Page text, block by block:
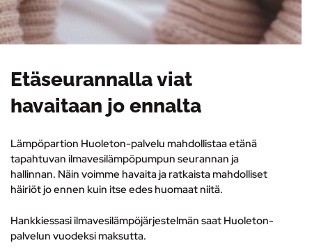
Etäseurannalla viat
havaitaan jo ennalta
Lämpöpartion Huoleton-palvelu mahdollistaa etänä
tapahtuvan ilmavesilämpöpumpun seurannan ja
hallinnan. Näin voimme havaita ja ratkaista mahdolliset
häiriöt jo ennen kuin itse edes huomaat niitä.
Hankkiessasi ilmavesilämpöjärjestelmän saat Huoleton-
palvelun vuodeksi maksutta.